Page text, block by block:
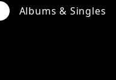
Albums & Singles